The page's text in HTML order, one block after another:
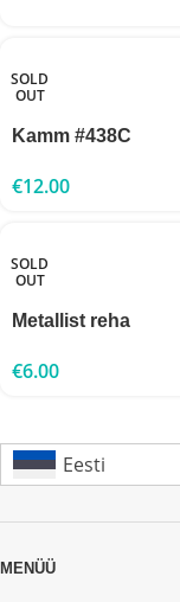
SOLD
OUT
Kamm #438C
€12.00
SOLD
OUT
Metallist reha
€6.00
Eesti
MENÜÜ